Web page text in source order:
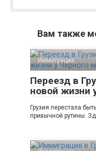
Вам также
Иммиграция
Переезд в
новой жизни
Грузия перестала
привычной рутины.